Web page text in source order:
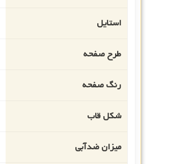
استایل
طرح صفحه
رنگ صفحه
شکل قاب
میزان ضدآبی